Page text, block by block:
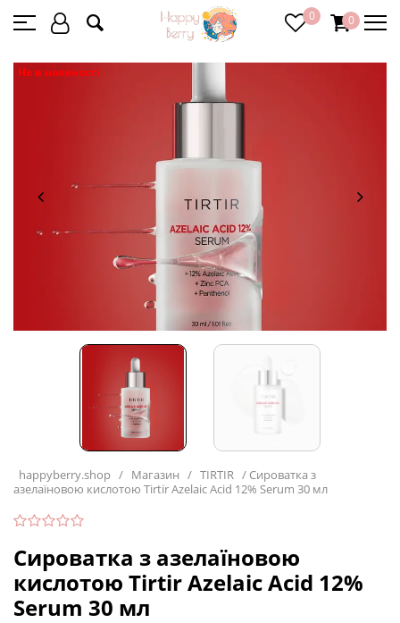
0 0
Не в наявності
happyberry.shop / Магазин / TIRTIR / Сироватка з
азелаїновою кислотою Tirtir Azelaic Acid 12% Serum 30 мл
Сироватка з азелаїновою
кислотою Tirtir Azelaic Acid 12%
Serum 30 мл